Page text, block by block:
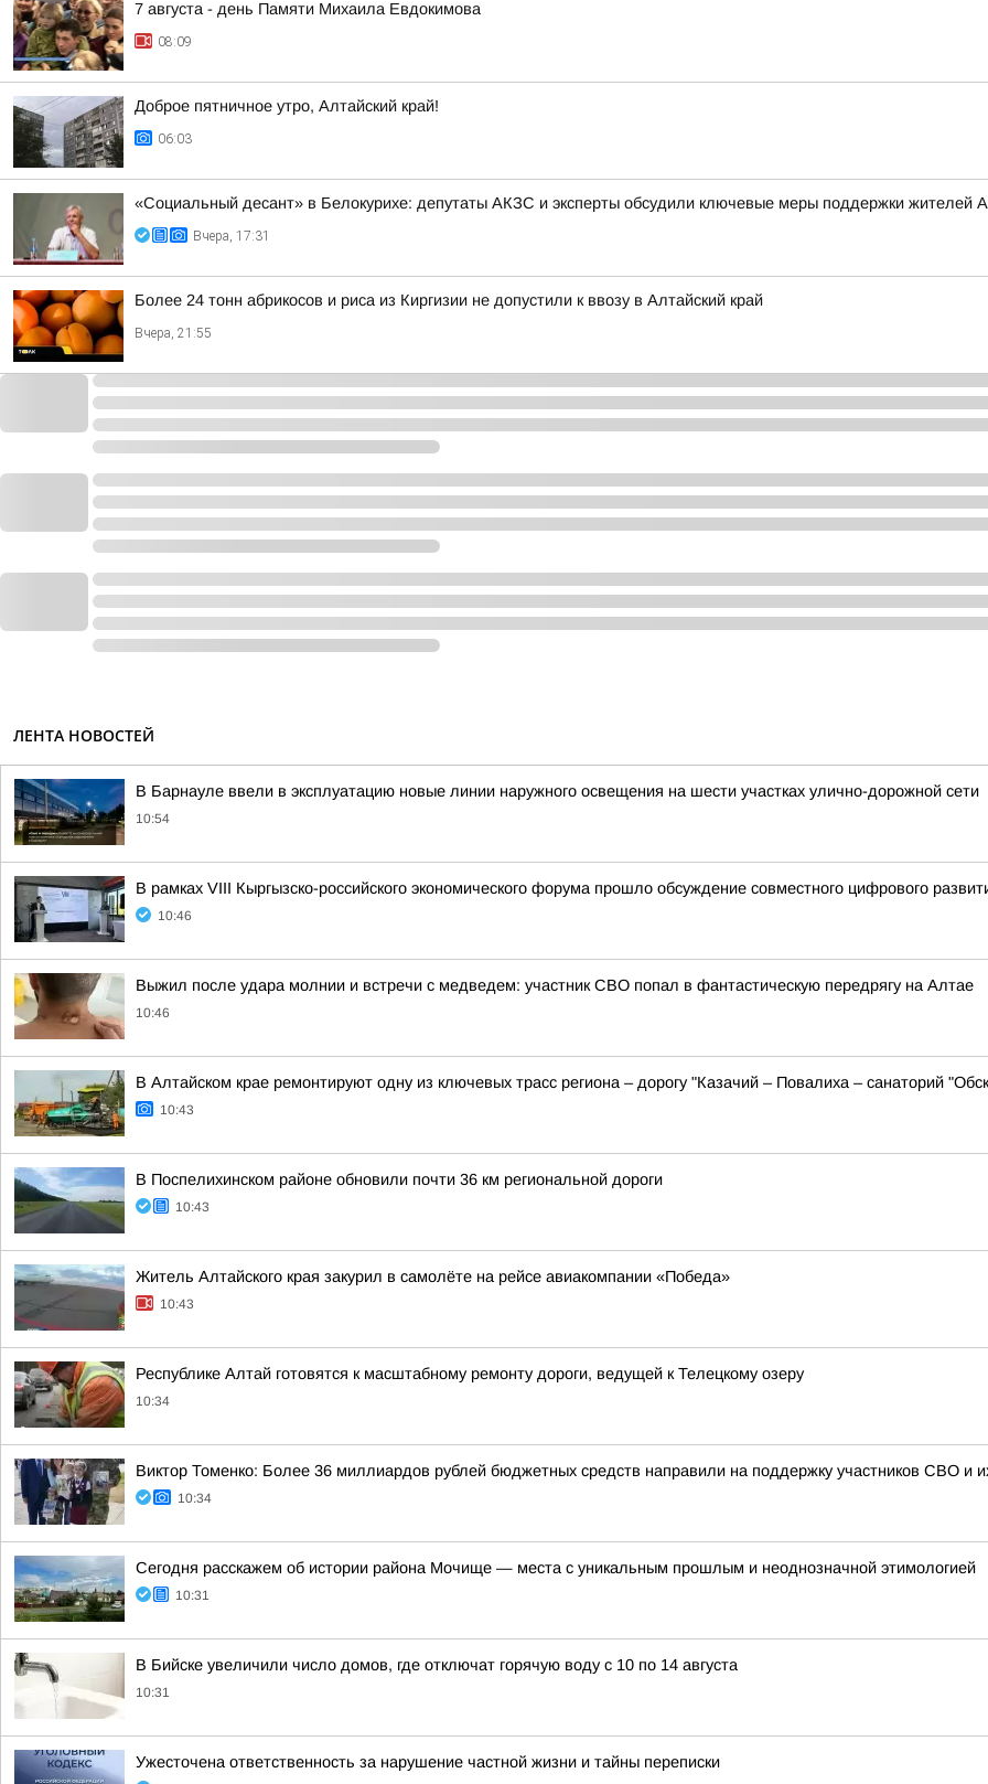
7 августа - день Памяти Михаила Евдокимова
08:09
Доброе пятничное утро, Алтайский край!
06:03
«Социальный десант» в Белокурихе: депутаты АКЗС и эксперты обсудили ключевые меры поддержки жителей
Вчера, 17:31
Более 24 тонн абрикосов и риса из Киргизии не допустили к ввозу в Алтайский край
Вчера, 21:55
ЛЕНТА НОВОСТЕЙ
В Барнауле ввели в эксплуатацию новые линии наружного освещения на шести участках улично-дорожной сети
10:54
В рамках VIII Кыргызско-российского экономического форума прошло обсуждение совместного цифрового
10:46
Выжил после удара молнии и встречи с медведем: участник СВО попал в фантастическую передрягу на Алтае
10:46
В Алтайском крае ремонтируют одну из ключевых трасс региона – дорогу "Казачий – Повалиха – санаторий
10:43
В Поспелихинском районе обновили почти 36 км региональной дороги
10:43
Житель Алтайского края закурил в самолёте на рейсе авиакомпании «Победа»
10:43
Республике Алтай готовятся к масштабному ремонту дороги, ведущей к Телецкому озеру
10:34
Виктор Томенко: Более 36 миллиардов рублей бюджетных средств направили на поддержку участников СВО и
10:34
Сегодня расскажем об истории района Мочище — места с уникальным прошлым и неоднозначной этимологией
10:31
В Бийске увеличили число домов, где отключат горячую воду с 10 по 14 августа
10:31
Ужесточена ответственность за нарушение частной жизни и тайны переписки